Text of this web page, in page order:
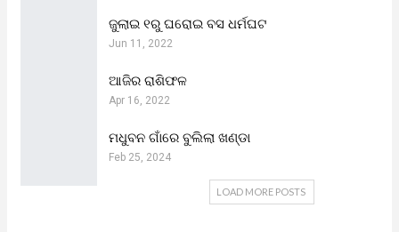
ଜୁଲାଇ ୧ରୁ ଘରୋଇ ବସ ଧର୍ମଘଟ
Jun 11, 2022
ଆଜିର ରାଶିଫଳ
Apr 16, 2022
ମଧୁବନ ଗାଁରେ ବୁଲିଲା ଖଣ୍ଡା
Feb 25, 2024
LOAD MORE POSTS